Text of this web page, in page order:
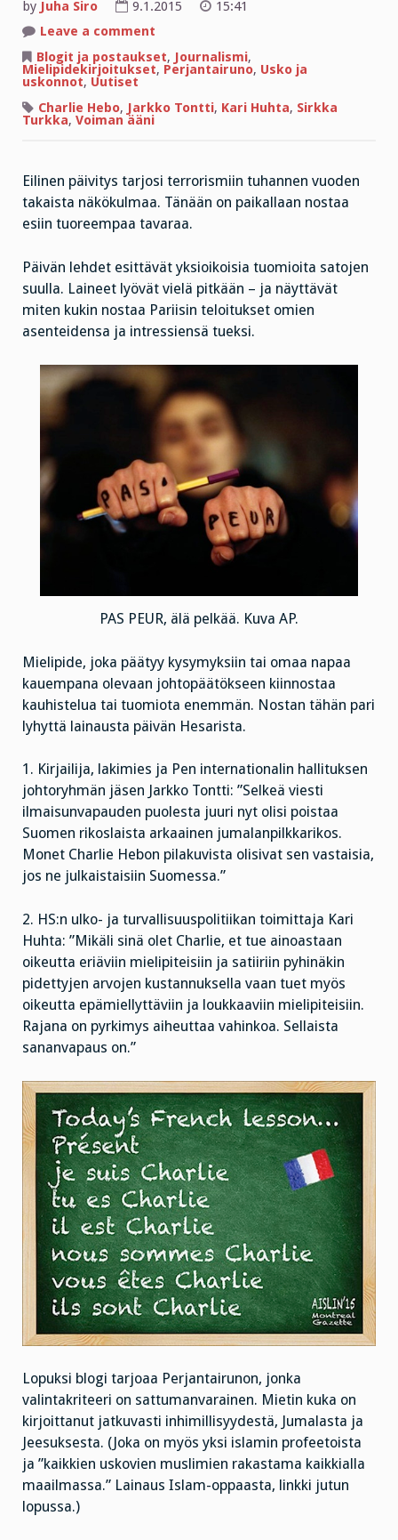
by Juha Siro 9.1.2015
15:41
Leave a comment
oikeutta
loukkaaviin
ja
mielipiteisiin?
Blogit ja postaukset, Journalismi,
Mielipidekirjoitukset, Perjantairuno, Usko ja
uskonnot, Uutiset
Charlie Hebo, Jarkko Tontti, Kari Huhta, Sirkka
Turkka, Voiman ääni
Eilinen päivitys tarjosi terrorismiin tuhannen vuoden
takaista näkökulmaa. Tänään on paikallaan nostaa
esiin tuoreempaa tavaraa.
Päivän lehdet esittävät yksioikoisia tuomioita satojen
suulla. Laineet lyövät vielä pitkään – ja näyttävät
miten kukin nostaa Pariisin teloitukset omien
asenteidensa ja intressiensä tueksi.
PAS PEUR, älä pelkää. Kuva AP.
Mielipide, joka päätyy kysymyksiin tai omaa napaa
kauempana olevaan johtopäätökseen kiinnostaa
kauhistelua tai tuomiota enemmän. Nostan tähän pari
lyhyttä lainausta päivän Hesarista.
1. Kirjailija, lakimies ja Pen internationalin hallituksen
johtoryhmän jäsen Jarkko Tontti: ”Selkeä viesti
ilmaisunvapauden puolesta juuri nyt olisi poistaa
Suomen rikoslaista arkaainen jumalanpilkkarikos.
Monet Charlie Hebon pilakuvista olisivat sen vastaisia,
jos ne julkaistaisiin Suomessa.”
2. HS:n ulko- ja turvallisuuspolitiikan toimittaja Kari
Huhta: ”Mikäli sinä olet Charlie, et tue ainoastaan
oikeutta eriäviin mielipiteisiin ja satiiriin pyhinäkin
pidettyjen arvojen kustannuksella vaan tuet myös
oikeutta epämiellyttäviin ja loukkaaviin mielipiteisiin.
Rajana on pyrkimys aiheuttaa vahinkoa. Sellaista
sananvapaus on.”
Lopuksi blogi tarjoaa Perjantairunon, jonka
valintakriteeri on sattumanvarainen. Mietin kuka on
kirjoittanut jatkuvasti inhimillisyydestä, Jumalasta ja
Jeesuksesta. (Joka on myös yksi islamin profeetoista
ja ”kaikkien uskovien muslimien rakastama kaikkialla
maailmassa.” Lainaus Islam-oppaasta, linkki jutun
lopussa.)